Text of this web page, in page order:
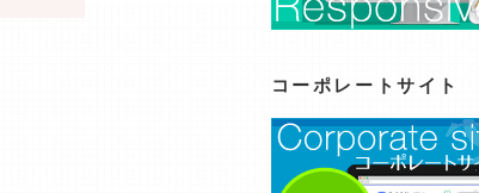
コーポレートサイト